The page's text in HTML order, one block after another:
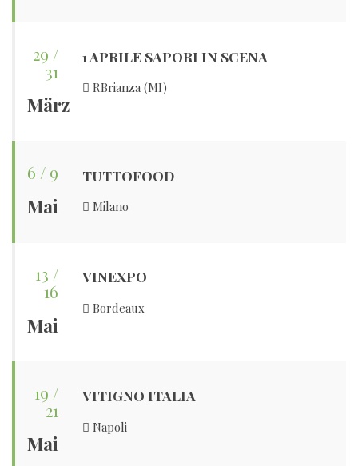
29 /
31
März
1 APRILE SAPORI IN SCENA
RBrianza (MI)
6 / 9
Mai
TUTTOFOOD
Milano
13 /
16
Mai
VINEXPO
Bordeaux
19 /
21
Mai
VITIGNO ITALIA
Napoli